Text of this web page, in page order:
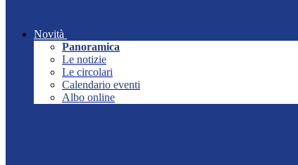
Novità
Panoramica
Le notizie
Le circolari
Calendario eventi
Albo online